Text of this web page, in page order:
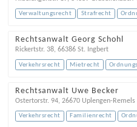
Verwaltungsrecht Strafrecht
Rechtsanwalt Georg Schohl
Rickertstr. 38, 66386 St. Ingbert
Verkehrsrecht Mietrecht
Rechtsanwalt Uwe Becker
Ostertorstr. 94, 26670 Uplengen-Remels
Verkehrsrecht Familienrecht